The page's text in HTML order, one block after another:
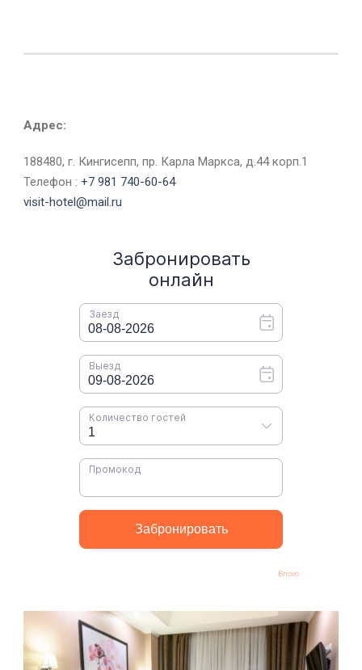
Адрес:
188480, г. Кингисепп, пр. Карла Маркса, д.44 корп.1
Телефон : +7 981 740-60-64
visit-hotel@mail.ru
Bnovo